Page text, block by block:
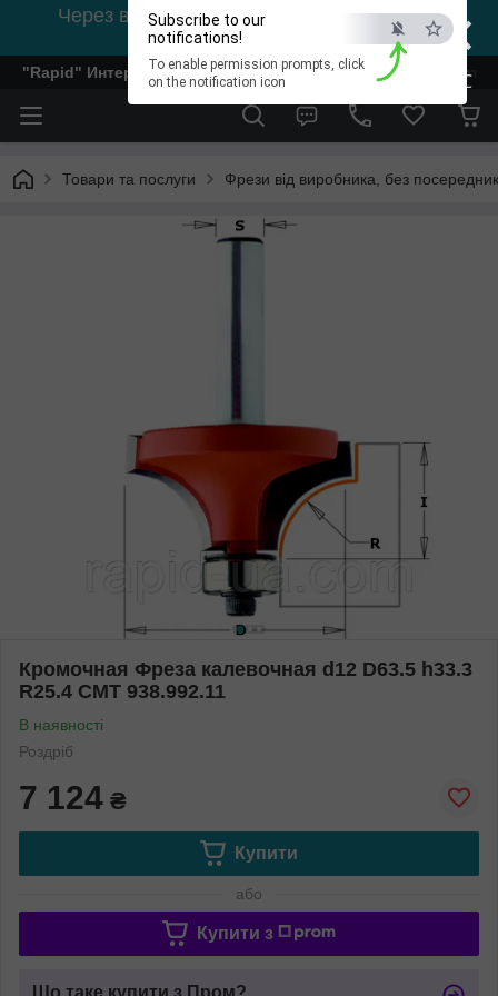
×
ESC
Subscribe to our
notifications!
To enable permission prompts, click
on the notification icon
Через відсутність світла, зв'язок на viber
0978002056
"Rapid" Интернет-магазин деревообрабатывающего
Товари та послуги Фрези від виробника, без
Кромочная Фреза калевочная d12 D63.5 h33.3
R25.4 СМТ 938.992.11
В наявності
Роздріб
7 124 ₴
Купити
або
Купити з
Що таке купити з Пром?